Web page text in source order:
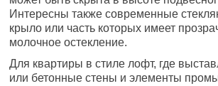
Интересны также современные
крыло или часть которых имеет
молочное остекление.
Для квартиры в стиле лофт, где
или бетонные стены и элементы